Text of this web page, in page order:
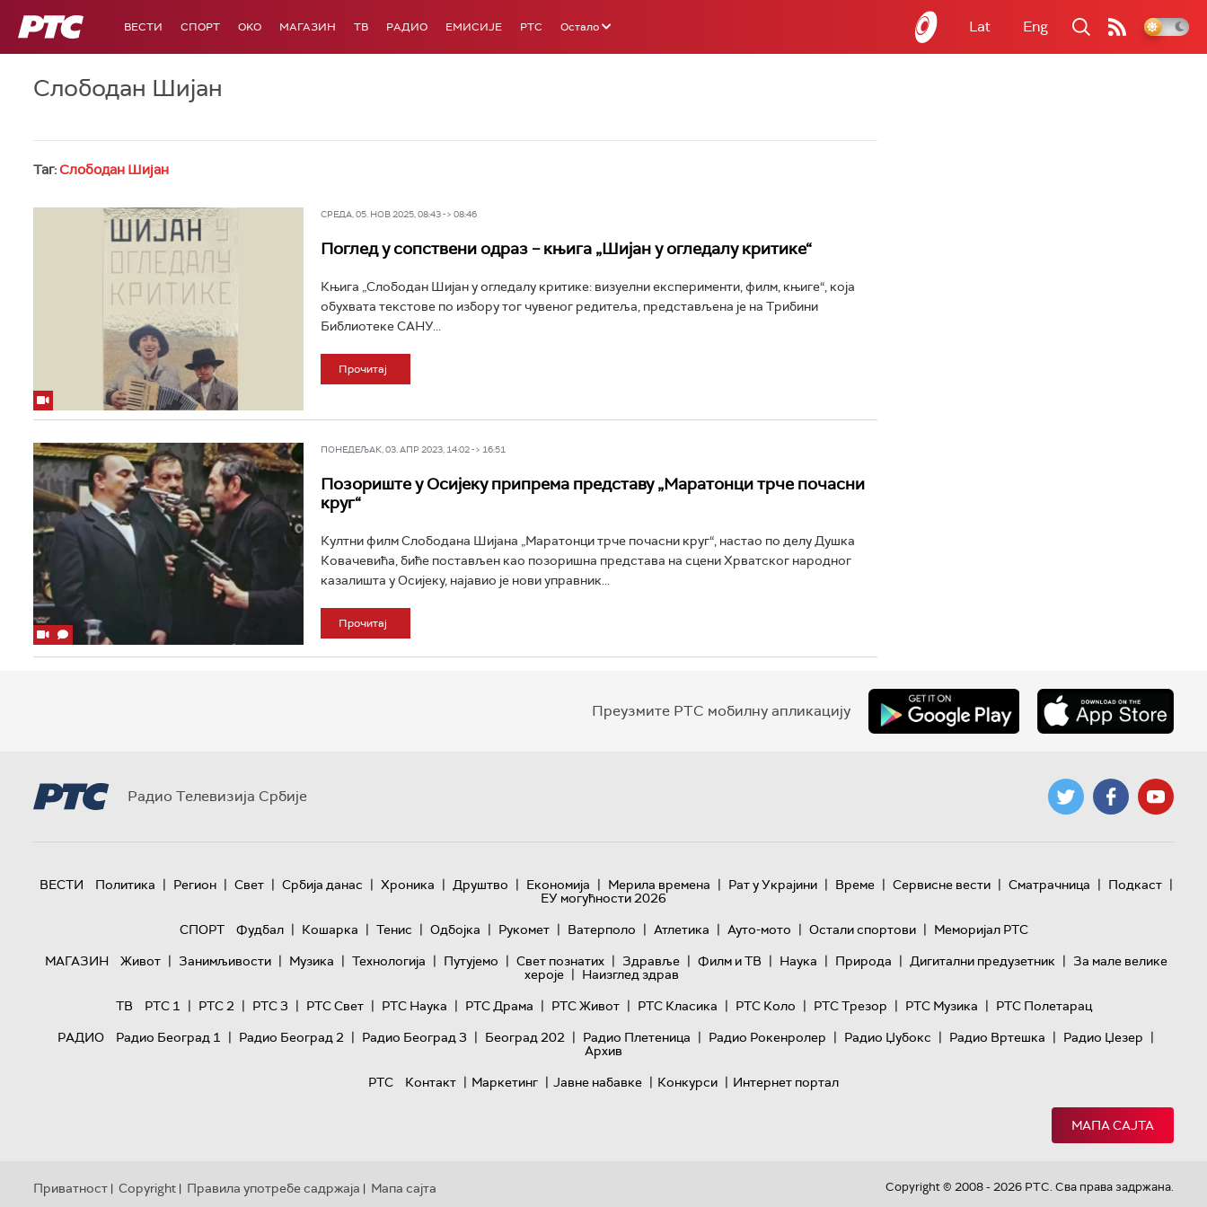
РТС ВЕСТИ СПОРТ OKO МАГАЗИН ТВ РАДИО ЕМИСИЈЕ РТС Остало Lat Eng
Слободан Шијан
Таг:Слободан Шијан
СРЕДА, 05. НОВ 2025, 08:43 -> 08:46
Поглед у сопствени одраз – књига „Шијан у огледалу критике“
Књига „Слободан Шијан у огледалу критике: визуелни експерименти, филм, књиге“, која
обухвата текстове по избору тог чувеног редитеља, представљена је на Трибини
Библиотеке САНУ...
Прочитај
ПОНЕДЕЉАК, 03. АПР 2023, 14:02 -> 16:51
Позориште у Осијеку припрема представу „Маратонци трче почасни
круг“
Култни филм Слободана Шијана „Маратонци трче почасни круг“, настао по делу Душка
Ковачевића, биће постављен као позоришна представа на сцени Хрватског народног
казалишта у Осијеку, најавио је нови управник...
Прочитај
Преузмите РТС мобилну апликацију
Радио Телевизија Србије
ВЕСТИ Политика | Регион | Свет | Србија данас | Хроника | Друштво | Економија | Мерила времена | Рат у Украјини | Време | Сервисне вести | Сматрачница | Подкаст |
ЕУ могућности 2026
СПОРТ
Фудбал | Кошарка | Тенис | Одбојка | Рукомет | Ватерполо | Атлетика | Ауто-мото | Остали спортови | Меморијал РТС
МАГАЗИН
Живот | Занимљивости | Музика | Технологијa | Путујемо | Свет познатих | Здравље | Филм и ТВ | Наука | Природа | Дигитални предузетник | За мале велике
хероје | Наизглед здрав
ТВ
РТС 1 | РТС 2 | РТС 3 | РТС Свет | РТС Наука | РТС Драма | РТС Живот | РТС Класика | РТС Коло | РТС Трезор | РТС Музика | РТС Полетарац
РАДИО
Радио Београд 1 | Радио Београд 2 | Радио Београд 3 | Београд 202 | Радио Плетеница | Радио Рокенролер | Радио Џубокс | Радио Вртешка | Радио Џезер |
Архив
РТС
Контакт | Маркетинг | Јавне набавке | Конкурси | Интернет портал
МАПА САЈТА
Приватност | Copyright | Правила употребе садржаја | Мапа сајта Copyright © 2008 - 2026 РТС. Сва права задржана.